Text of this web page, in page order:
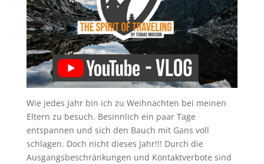
Wie jedes Jahr bin ich zu Weihnachten bei meinen
Eltern zu besuch. Besinnlich ein paar Tage
entspannen und sich den Bauch mit Gans voll
schlagen. Doch nicht dieses Jahr!!! Durch die
Ausgangsbeschränkungen und Kontaktverbote sind